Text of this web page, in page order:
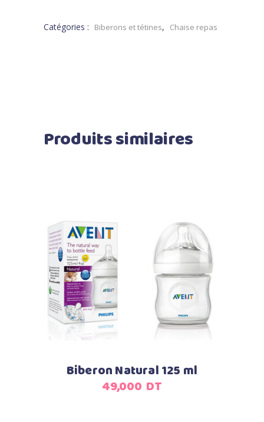
Catégories : Biberons et tétines, Chaise repas
Produits similaires
Ajouter au panier
Biberon Natural 125 ml
49,000 DT